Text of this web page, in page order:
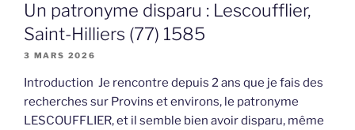
Un patronyme disparu : Lescoufflier,
Saint-Hilliers (77) 1585
3 MARS 2026
Introduction Je rencontre depuis 2 ans que je fais des
recherches sur Provins et environs, le patronyme
LESCOUFFLIER, et il semble bien avoir disparu, même